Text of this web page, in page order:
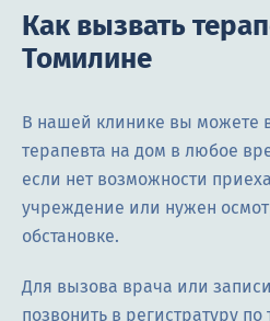
Как вызвать
Томилине
В нашей клинике вы можете
терапевта на дом в любое
если нет возможности
учреждение или нужен
обстановке.
Для вызова врача или
позвонить в регистратуру